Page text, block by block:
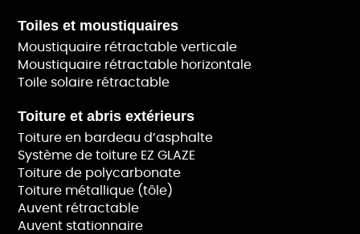
Toiles et moustiquaires
Moustiquaire rétractable verticale
Moustiquaire rétractable horizontale
Toile solaire rétractable
Toiture et abris extérieurs
Toiture en bardeau d’asphalte
Système de toiture EZ GLAZE
Toiture de polycarbonate
Toiture métallique (tôle)
Auvent rétractable
Auvent stationnaire